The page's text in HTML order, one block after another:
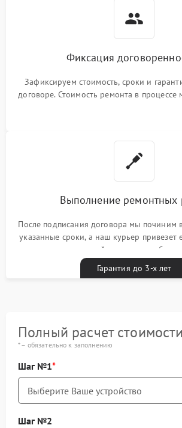
Фиксация
Зафиксируем стоимость, сроки и
договоре. Стоимость ремонта в процессе
Выполнение ремонтных
После подписания договора мы починим
указанные сроки, а наш курьер привезет
гарантийным талоном
Гарантия до 3-х лет
Полный расчет
* – обязательно к заполнению
Шаг №1
Шаг №2